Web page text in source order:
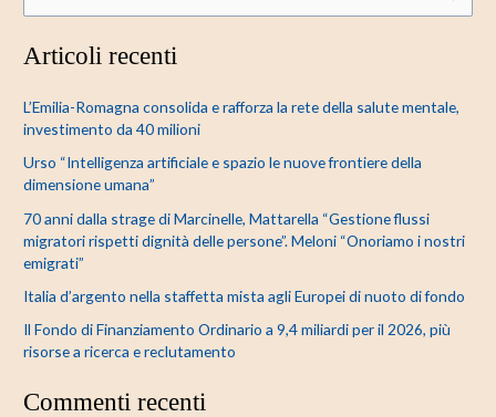
r
a
Articoli recenti
L’Emilia-Romagna consolida e rafforza la rete della salute mentale,
investimento da 40 milioni
Urso “Intelligenza artificiale e spazio le nuove frontiere della
dimensione umana”
70 anni dalla strage di Marcinelle, Mattarella “Gestione flussi
migratori rispetti dignità delle persone”. Meloni “Onoriamo i nostri
emigrati”
Italia d’argento nella staffetta mista agli Europei di nuoto di fondo
Il Fondo di Finanziamento Ordinario a 9,4 miliardi per il 2026, più
risorse a ricerca e reclutamento
Commenti recenti